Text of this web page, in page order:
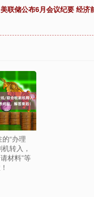
联储公布6月会议纪要 经济
“办理
转入，
材料”等